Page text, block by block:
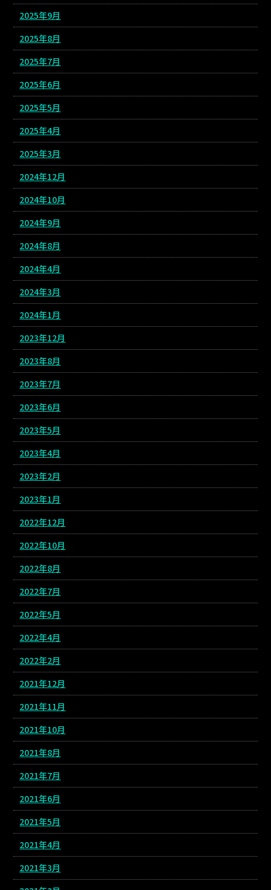
2025年9月
2025年8月
2025年7月
2025年6月
2025年5月
2025年4月
2025年3月
2024年12月
2024年10月
2024年9月
2024年8月
2024年4月
2024年3月
2024年1月
2023年12月
2023年8月
2023年7月
2023年6月
2023年5月
2023年4月
2023年2月
2023年1月
2022年12月
2022年10月
2022年8月
2022年7月
2022年5月
2022年4月
2022年2月
2021年12月
2021年11月
2021年10月
2021年8月
2021年7月
2021年6月
2021年5月
2021年4月
2021年3月